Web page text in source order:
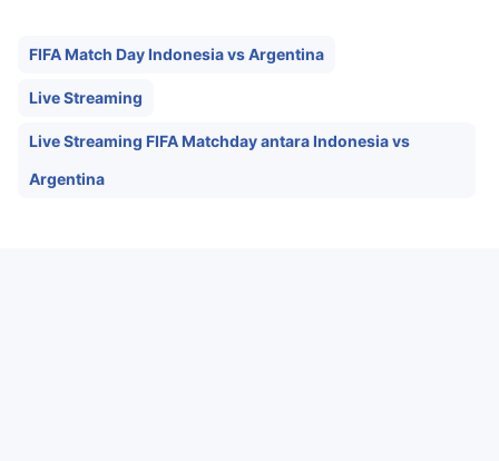
FIFA Match Day Indonesia vs Argentina
Live Streaming
Live Streaming FIFA Matchday antara Indonesia vs
Argentina